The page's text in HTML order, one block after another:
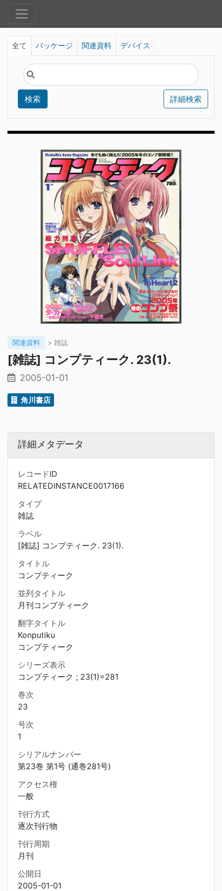
全て パッケージ 関連資料 デバイス
検索 詳細検索
関連資料 > 雑誌
[雑誌] コンプティーク. 23(1).
2005-01-01
角川書店
詳細メタデータ
レコードID
RELATEDINSTANCE0017166
タイプ
雑誌
ラベル
[雑誌] コンプティーク. 23(1).
タイトル
コンプティーク
並列タイトル
月刊コンプティーク
翻字タイトル
Konputiku
コンプティーク
シリーズ表示
コンプティーク ; 23(1)=281
巻次
23
号次
1
シリアルナンバー
第23巻 第1号 (通巻281号)
アクセス権
一般
刊行方式
逐次刊行物
刊行周期
月刊
公開日
2005-01-01